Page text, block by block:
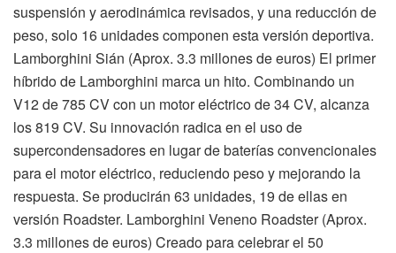
suspensión y aerodinámica revisados, y una reducción de
peso, solo 16 unidades componen esta versión deportiva.
Lamborghini Sián (Aprox. 3.3 millones de euros) El primer
híbrido de Lamborghini marca un hito. Combinando un
V12 de 785 CV con un motor eléctrico de 34 CV, alcanza
los 819 CV. Su innovación radica en el uso de
supercondensadores en lugar de baterías convencionales
para el motor eléctrico, reduciendo peso y mejorando la
respuesta. Se producirán 63 unidades, 19 de ellas en
versión Roadster. Lamborghini Veneno Roadster (Aprox.
3.3 millones de euros) Creado para celebrar el 50